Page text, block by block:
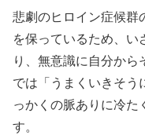
悲劇のヒロイン症候群
を保っているため、い
り、無意識に自分から
では「うまくいきそう
っかくの脈ありに冷た
す。